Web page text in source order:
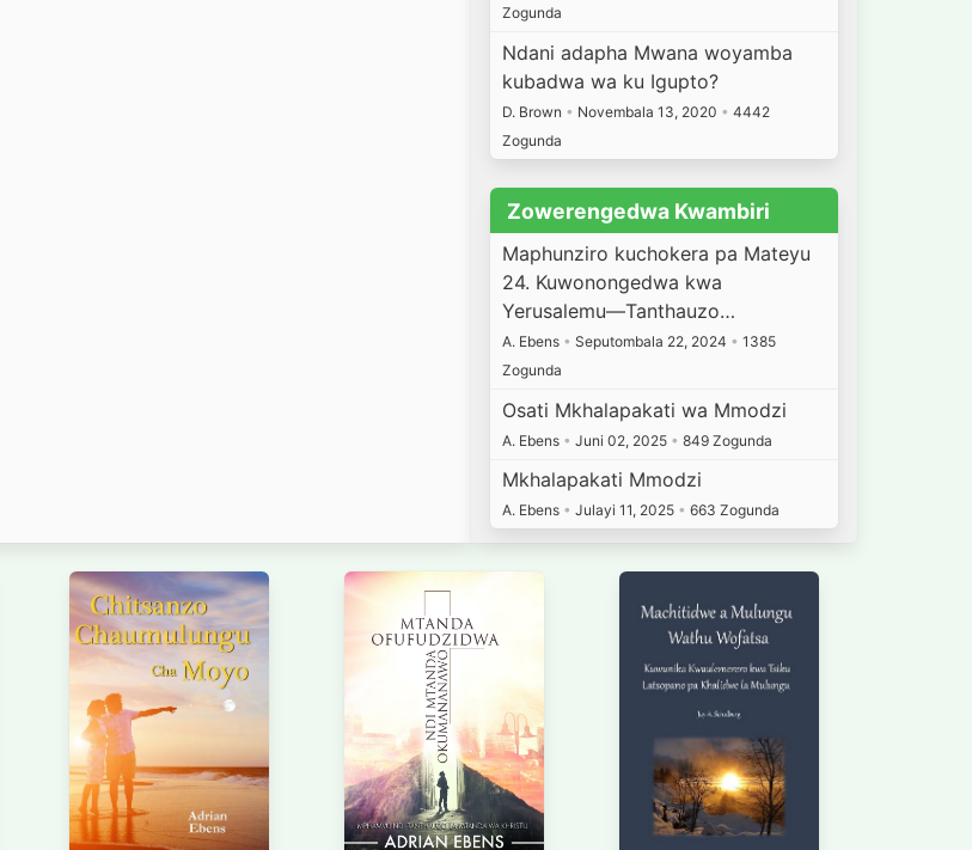
Zogunda
Ndani adapha Mwana woyamba
kubadwa wa ku Igupto?
D. Brown • Novembala 13, 2020 • 4442
Zogunda
Zowerengedwa Kwambiri
Maphunziro kuchokera pa Mateyu
24. Kuwonongedwa kwa
Yerusalemu—Tanthauzo…
A. Ebens • Seputombala 22, 2024 • 1385
Zogunda
Osati Mkhalapakati wa Mmodzi
A. Ebens • Juni 02, 2025 • 849 Zogunda
Mkhalapakati Mmodzi
A. Ebens • Julayi 11, 2025 • 663 Zogunda